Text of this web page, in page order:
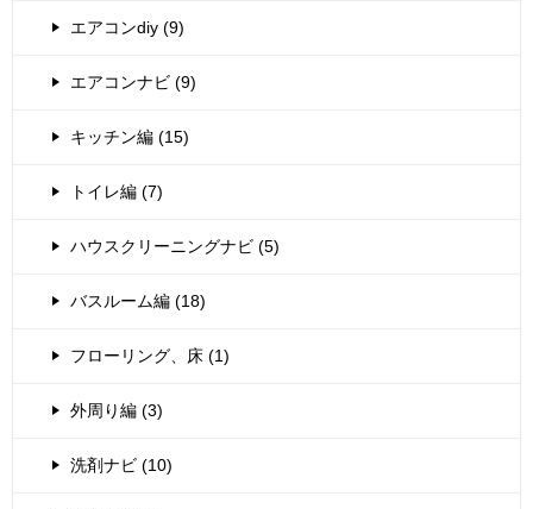
エアコンdiy (9)
エアコンナビ (9)
キッチン編 (15)
トイレ編 (7)
ハウスクリーニングナビ (5)
バスルーム編 (18)
フローリング、床 (1)
外周り編 (3)
洗剤ナビ (10)